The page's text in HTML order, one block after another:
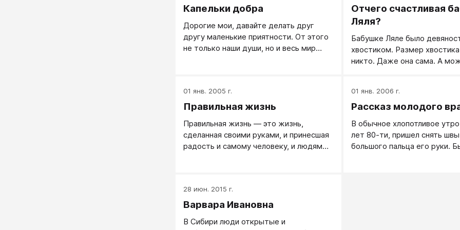
Капельки добра
Дорогие мои, давайте делать друг
другу маленькие приятности. От этого
не только наши души, но и весь мир
Отчего счастливая
Ляля?
Бабушке Ляле было
хвостиком. Размер
никто. Даже она сама. А
01 янв. 2005 г.
Правильная жизнь
Правильная жизнь — это жизнь,
сделанная своими руками, и принесшая
радость и самому человеку, и людям
01 янв. 2006 г.
Рассказ молодого
В обычное хлопотливое
лет 80-ти, пришел снять
большого пальца его руки.
28 июн. 2015 г.
Варвара Ивановна
В Сибири люди открытые и